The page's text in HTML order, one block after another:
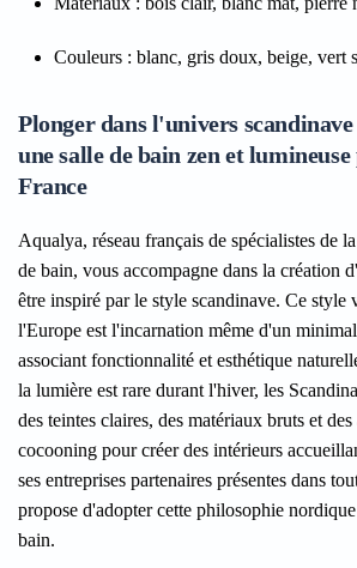
Couleurs : blanc, gris doux, beige, vert
Plonger dans l'univers
une salle de bain zen et
France
Aqualya, réseau français de spécialistes de
de bain, vous accompagne dans la création
être inspiré par le style scandinave. Ce style
l'Europe est l'incarnation même d'un
associant fonctionnalité et esthétique
la lumière est rare durant l'hiver, les
des teintes claires, des matériaux bruts et
cocooning pour créer des intérieurs
ses entreprises partenaires présentes dans
propose d'adopter cette philosophie
bain.